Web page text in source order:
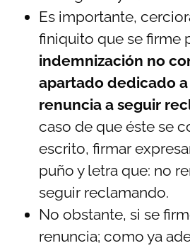
Es importante,
finiquito que se firme
indemnización no
apartado dedicado
renuncia a seguir
caso de que éste se
escrito, firmar
puño y letra que: no
seguir reclamando.
No obstante, si se
renuncia; como ya